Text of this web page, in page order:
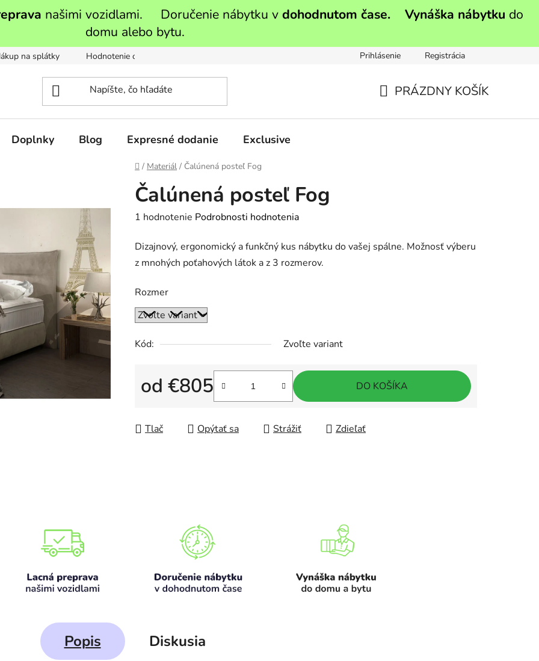
našimi vozidlami. Doručenie nábytku v dohodnutom čase. Vynáška nábytku do
domu alebo bytu.
na splátky Hodnotenie obchodu Prihlásenie Registrácia
PRÁZDNY KOŠÍK
Doplnky Blog Expresné dodanie Exclusive
Domov
/ Materiál / Čalúnená posteľ Fog
Čalúnená posteľ Fog
Priemerné
produktu
je
z
5
1 hodnotenie Podrobnosti hodnotenia
Dizajnový, ergonomický a funkčný kus nábytku do vašej spálne. Možnosť výberu
z mnohých poťahových látok a z 3 rozmerov.
Rozmer
Kód: Zvoľte variant
od €805 DO KOŠÍKA
Tlač Opýtať sa Strážiť Zdieľať
Popis Diskusia